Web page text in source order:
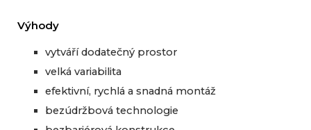
Výhody
vytváří dodatečný prostor
velká variabilita
efektivní, rychlá a snadná montáž
bezúdržbová technologie